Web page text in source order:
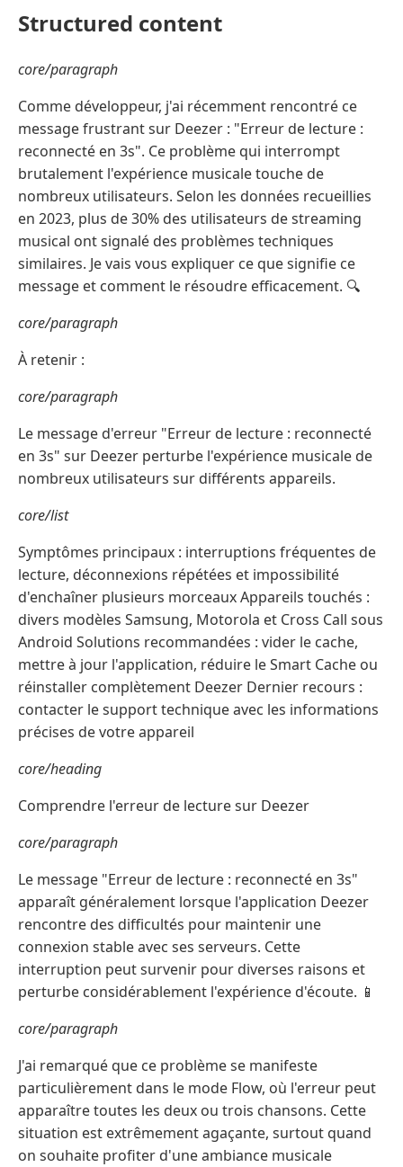
Structured content
core/paragraph
Comme développeur, j'ai récemment rencontré ce
message frustrant sur Deezer : "Erreur de lecture :
reconnecté en 3s". Ce problème qui interrompt
brutalement l'expérience musicale touche de
nombreux utilisateurs. Selon les données recueillies
en 2023, plus de 30% des utilisateurs de streaming
musical ont signalé des problèmes techniques
similaires. Je vais vous expliquer ce que signifie ce
message et comment le résoudre efficacement. 🔍
core/paragraph
À retenir :
core/paragraph
Le message d'erreur "Erreur de lecture : reconnecté
en 3s" sur Deezer perturbe l'expérience musicale de
nombreux utilisateurs sur différents appareils.
core/list
Symptômes principaux : interruptions fréquentes de
lecture, déconnexions répétées et impossibilité
d'enchaîner plusieurs morceaux Appareils touchés :
divers modèles Samsung, Motorola et Cross Call sous
Android Solutions recommandées : vider le cache,
mettre à jour l'application, réduire le Smart Cache ou
réinstaller complètement Deezer Dernier recours :
contacter le support technique avec les informations
précises de votre appareil
core/heading
Comprendre l'erreur de lecture sur Deezer
core/paragraph
Le message "Erreur de lecture : reconnecté en 3s"
apparaît généralement lorsque l'application Deezer
rencontre des difficultés pour maintenir une
connexion stable avec ses serveurs. Cette
interruption peut survenir pour diverses raisons et
perturbe considérablement l'expérience d'écoute. 📱
core/paragraph
J'ai remarqué que ce problème se manifeste
particulièrement dans le mode Flow, où l'erreur peut
apparaître toutes les deux ou trois chansons. Cette
situation est extrêmement agaçante, surtout quand
on souhaite profiter d'une ambiance musicale